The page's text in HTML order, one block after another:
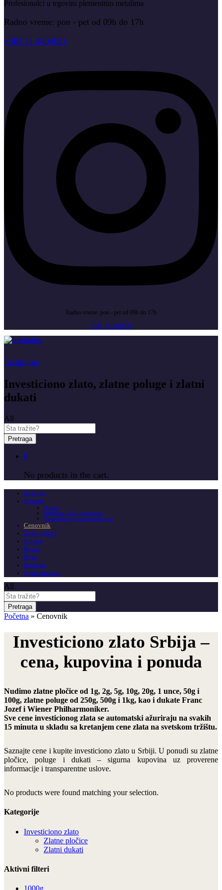
Profesionalci u trgovini plemenitim metalima
Radno vreme: pon - pet od 09h do 17h
+381 11 4404521
Radno vreme: pon - pet od 09h do 17h
+381 11 4404521
Insignitus
Investiciono zlato, zlatne poluge i zlatni
dukati
All
Pretraga
0
No products in the cart.
Početna
O nama
O nama
Insignitus GOLD u medijima
Česta pitanja o investicionom zlatu
Cenovnik
Zašto zlato?
Usluge
Berza
Blog
Kontakt
Česta pitanja
All
Pretraga
Početna » Cenovnik
Investiciono zlato Srbija –
cena, kupovina i ponuda
Nudimo zlatne pločice od 1g, 2g, 5g, 10g, 20g, 1 unce, 50g i
100g, zlatne poluge od 250g, 500g i 1kg, kao i dukate Franc
Jozef i Wiener Philharmoniker.
Sve cene investicionog zlata se automatski ažuriraju na svakih
15 minuta u skladu sa kretanjem cene zlata na svetskom tržištu.
Saznajte cene i kupite investiciono zlato u Srbiji. U ponudi su zlatne
pločice, poluge i dukati – sigurna kupovina uz proverene
informacije i transparentne uslove.
No products were found matching your selection.
Kategorije
Investiciono zlato
Zlatne pločice
Zlatni dukati
Aktivni filteri